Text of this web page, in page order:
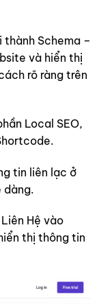
Schema –
và hiển thị
rõ ràng trên
Local SEO,
tin liên lạc ở
dàng.
Hệ vào
thị thông tin